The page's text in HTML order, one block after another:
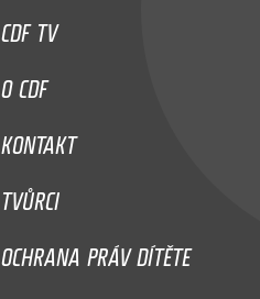
CDF TV
O CDF
KONTAKT
TVŮRCI
OCHRANA PRÁV DÍTĚTE